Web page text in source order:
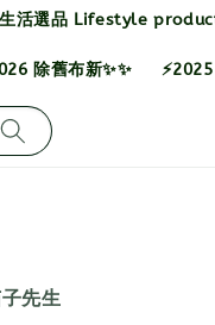
生活選品 Lifestyle
除舊布新✨✨
先生